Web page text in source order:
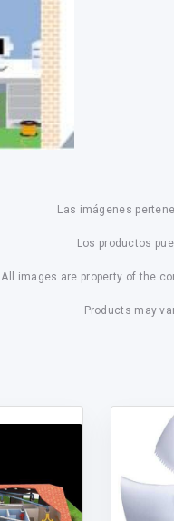
Las imágenes
Los productos
All images are property of the
Products may